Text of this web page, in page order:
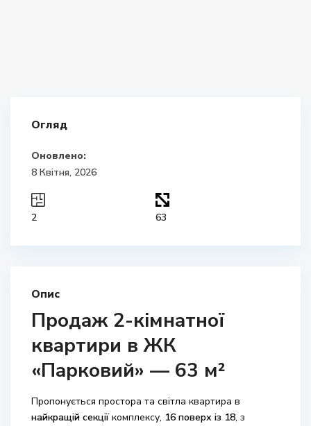
Огляд
Оновлено:
8 Квітня, 2026
2 63
Опис
Продаж 2-кімнатної
квартири в ЖК
«Парковий» — 63 м²
Пропонується простора та світла квартира в
найкращій секціїкомплексу, 16 поверх із 18, з